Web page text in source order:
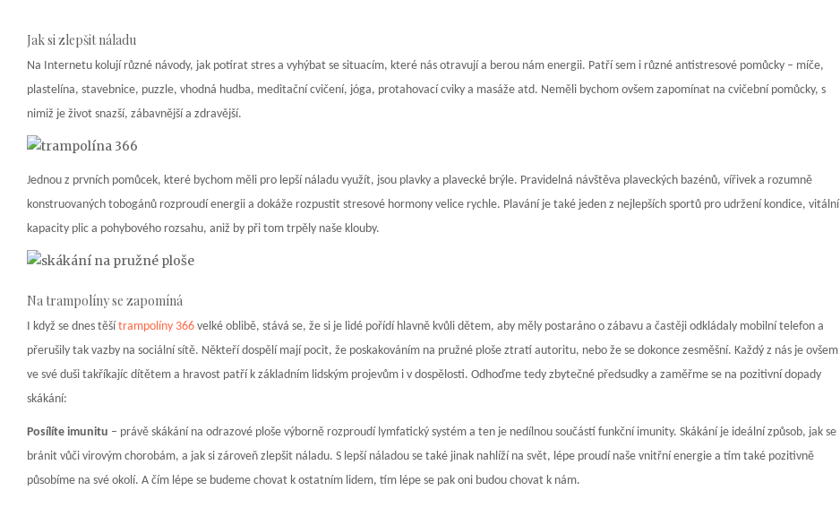
Jak si zlepšit náladu
Na Internetu kolují různé návody, jak potírat stres a vyhýbat se situacím, které nás otravují a berou nám energii. Patří sem i různé antistresové pomůcky – míče,
plastelína, stavebnice, puzzle, vhodná hudba, meditační cvičení, jóga, protahovací cviky a masáže atd. Neměli bychom ovšem zapomínat na cvičební pomůcky, s
nimiž je život snazší, zábavnější a zdravější.
Jednou z prvních pomůcek, které bychom měli pro lepší náladu využít, jsou plavky a plavecké brýle. Pravidelná návštěva plaveckých bazénů, vířivek a rozumně
konstruovaných tobogánů rozproudí energii a dokáže rozpustit stresové hormony velice rychle. Plavání je také jeden z nejlepších sportů pro udržení kondice, vitální
kapacity plic a pohybového rozsahu, aniž by při tom trpěly naše klouby.
Na trampolíny se zapomíná
I když se dnes těšítrampolíny 366 velké oblibě, stává se, že si je lidé pořídí hlavně kvůli dětem, aby měly postaráno o zábavu a častěji odkládaly mobilní telefon a
přerušily tak vazby na sociální sítě. Někteří dospělí mají pocit, že poskakováním na pružné ploše ztratí autoritu, nebo že se dokonce zesměšní. Každý z nás je ovšem
ve své duši takříkajíc dítětem a hravost patří k základním lidským projevům i v dospělosti. Odhoďme tedy zbytečné předsudky a zaměřme se na pozitivní dopady
skákání:
Posílíte imunitu – právě skákání na odrazové ploše výborně rozproudí lymfatický systém a ten je nedílnou součástí funkční imunity. Skákání je ideální způsob, jak se
bránit vůči virovým chorobám, a jak si zároveň zlepšit náladu. S lepší náladou se také jinak nahlíží na svět, lépe proudí naše vnitřní energie a tím také pozitivně
působíme na své okolí. A čím lépe se budeme chovat k ostatním lidem, tím lépe se pak oni budou chovat k nám.